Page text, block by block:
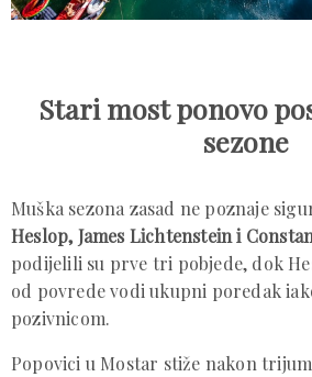
Stari most ponovo
sezone
Muška sezona zasad ne poznaje
Heslop, James Lichtenstein i
podijelili su prve tri pobjede, dok
od povrede vodi ukupni poredak
pozivnicom.
Popovici u Mostar stiže nakon